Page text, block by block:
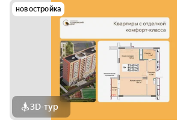
новостройка
3D-тур